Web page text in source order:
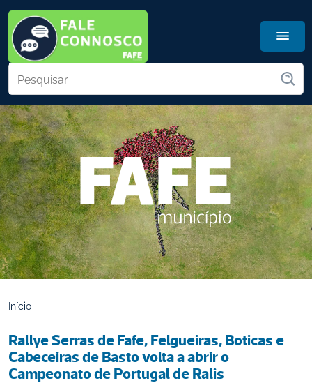
Início
Rallye Serras de Fafe, Felgueiras, Boticas e
Cabeceiras de Basto volta a abrir o
Campeonato de Portugal de Ralis